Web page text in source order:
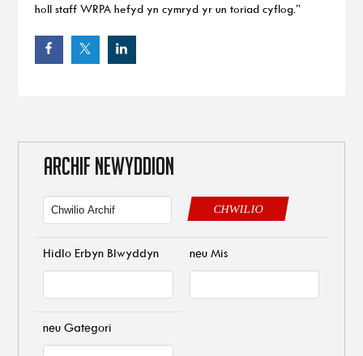
holl staff WRPA hefyd yn cymryd yr un toriad cyflog.”
ARCHIF NEWYDDION
CHWILIO
Hidlo Erbyn Blwyddyn neu Mis
neu Gategori